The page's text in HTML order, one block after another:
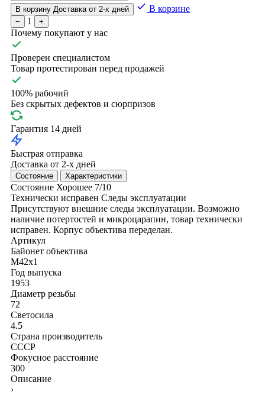
В корзину Доставка от 2-х дней В корзине
− 1 +
Почему покупают у нас
Проверен специалистом
Товар протестирован перед продажей
100% рабочий
Без скрытых дефектов и сюрпризов
Гарантия 14 дней
Быстрая отправка
Доставка от 2-х дней
Состояние Характеристики
Состояние Хорошее 7/10
Технически исправен Следы эксплуатации
Присутствуют внешние следы эксплуатации. Возможно
наличие потертостей и микроцарапин, товар технически
исправен. Корпус объектива переделан.
Артикул
Байонет объектива
M42x1
Год выпуска
1953
Диаметр резьбы
72
Светосила
4.5
Страна производитель
СССР
Фокусное расстояние
300
Описание
›